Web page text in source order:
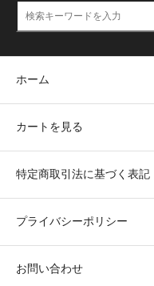
ホーム
カートを見る
特定商取引法に基づく表記
プライバシーポリシー
お問い合わせ